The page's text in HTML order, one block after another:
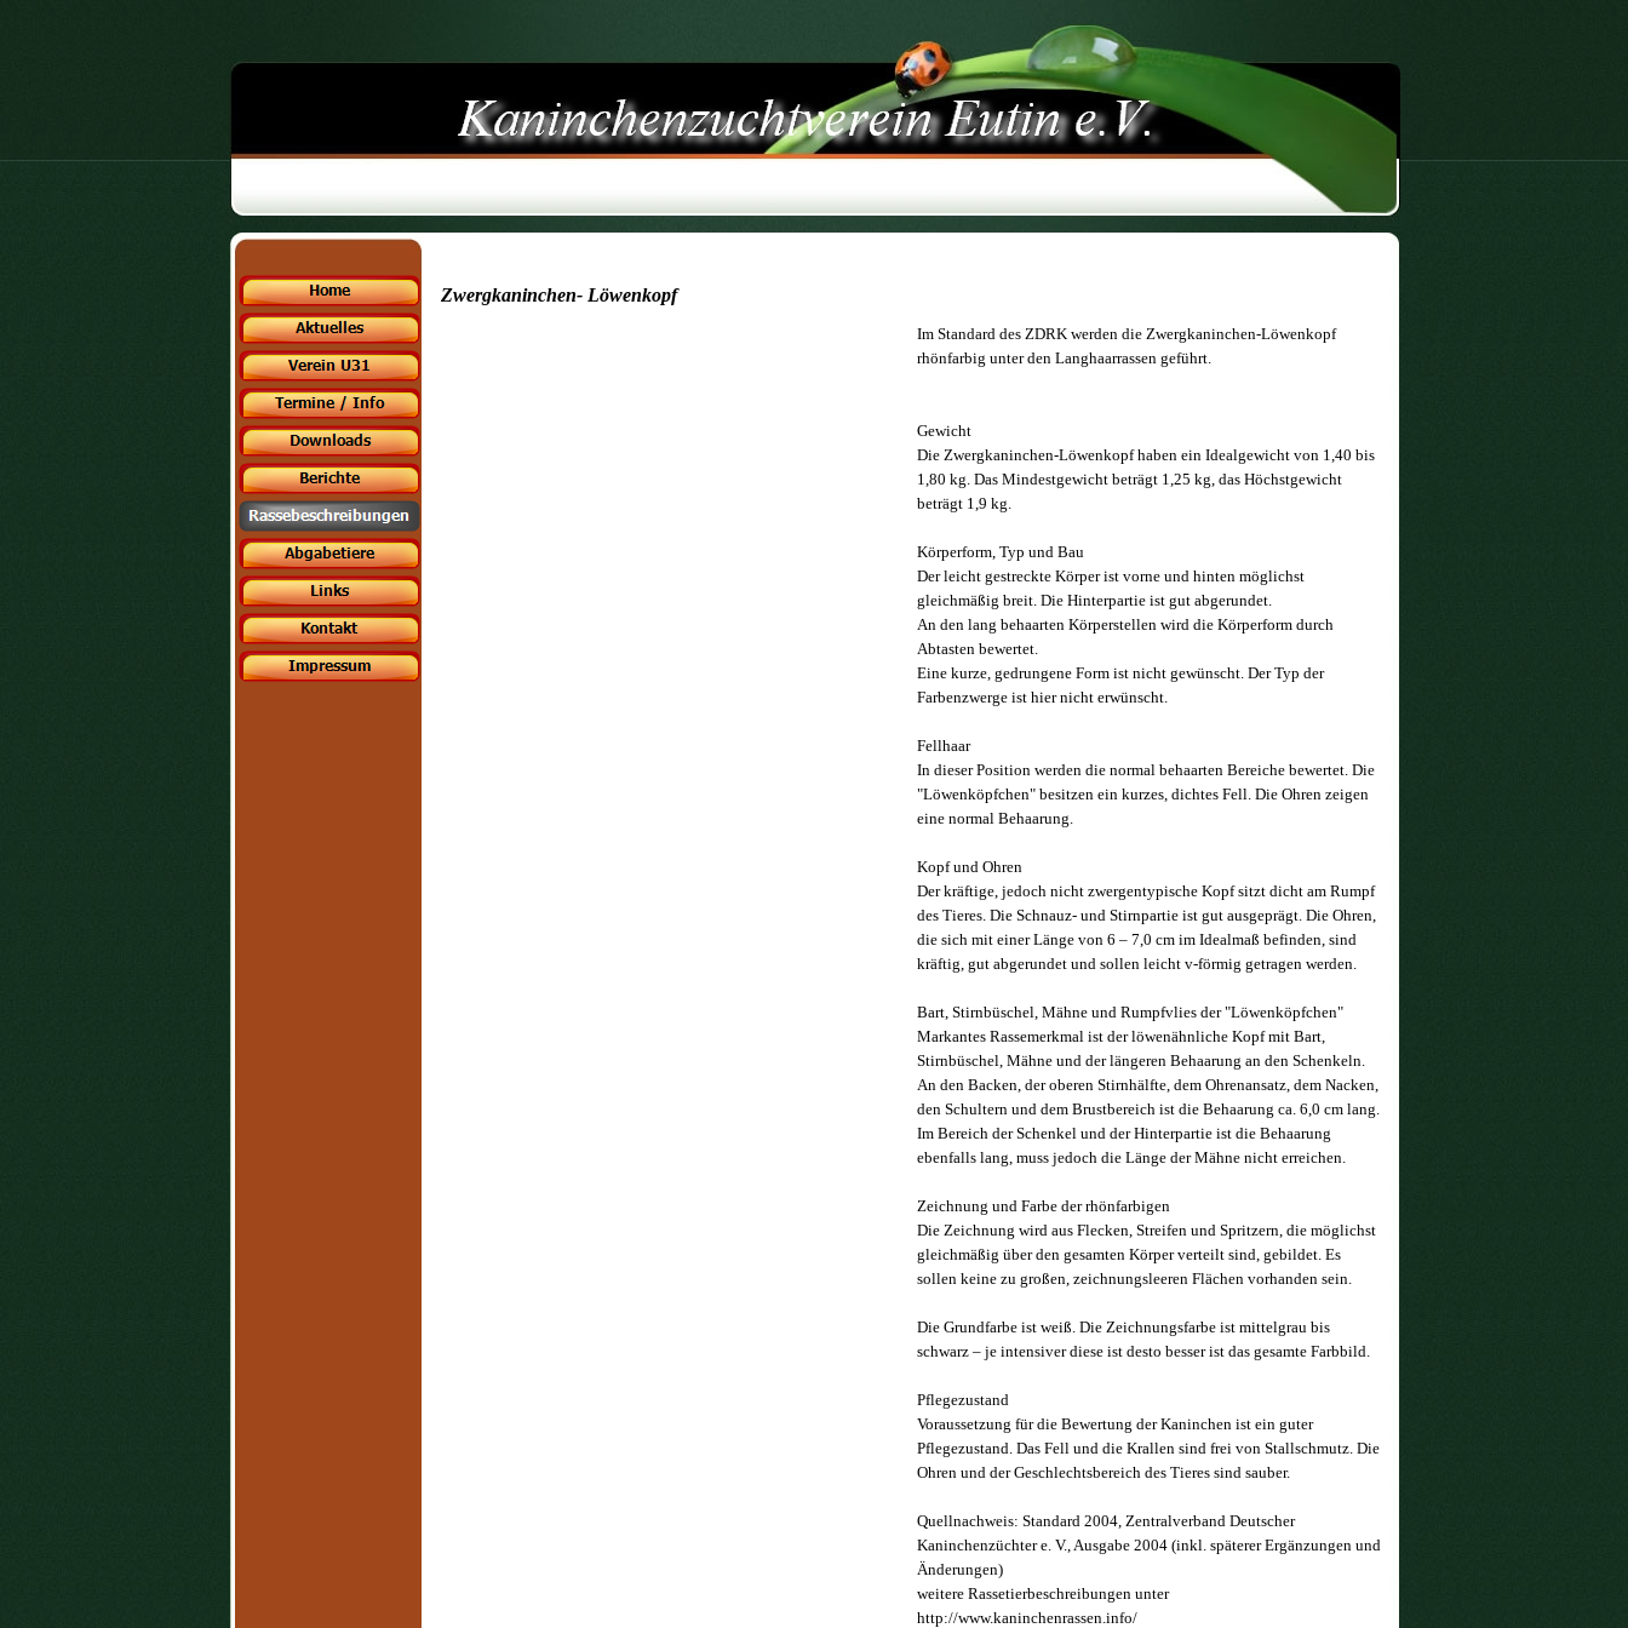
Zwergkaninchen- Löwenkopf
Im Standard des ZDRK werden die Zwergkaninchen-Löwenkopf
rhönfarbig unter den Langhaarrassen geführt.
Gewicht
Die Zwergkaninchen-Löwenkopf haben ein Idealgewicht von 1,40 bis
1,80 kg. Das Mindestgewicht beträgt 1,25 kg, das Höchstgewicht
beträgt 1,9 kg.
Körperform, Typ und Bau
Der leicht gestreckte Körper ist vorne und hinten möglichst
gleichmäßig breit. Die Hinterpartie ist gut abgerundet.
An den lang behaarten Körperstellen wird die Körperform durch
Abtasten bewertet.
Eine kurze, gedrungene Form ist nicht gewünscht. Der Typ der
Farbenzwerge ist hier nicht erwünscht.
Fellhaar
In dieser Position werden die normal behaarten Bereiche bewertet. Die
"Löwenköpfchen" besitzen ein kurzes, dichtes Fell. Die Ohren zeigen
eine normal Behaarung.
Kopf und Ohren
Der kräftige, jedoch nicht zwergentypische Kopf sitzt dicht am Rumpf
des Tieres. Die Schnauz- und Stirnpartie ist gut ausgeprägt. Die Ohren,
die sich mit einer Länge von 6 – 7,0 cm im Idealmaß befinden, sind
kräftig, gut abgerundet und sollen leicht v-förmig getragen werden.
Bart, Stirnbüschel, Mähne und Rumpfvlies der "Löwenköpfchen"
Markantes Rassemerkmal ist der löwenähnliche Kopf mit Bart,
Stirnbüschel, Mähne und der längeren Behaarung an den Schenkeln.
An den Backen, der oberen Stirnhälfte, dem Ohrenansatz, dem Nacken,
den Schultern und dem Brustbereich ist die Behaarung ca. 6,0 cm lang.
Im Bereich der Schenkel und der Hinterpartie ist die Behaarung
ebenfalls lang, muss jedoch die Länge der Mähne nicht erreichen.
Zeichnung und Farbe der rhönfarbigen
Die Zeichnung wird aus Flecken, Streifen und Spritzern, die möglichst
gleichmäßig über den gesamten Körper verteilt sind, gebildet. Es
sollen keine zu großen, zeichnungsleeren Flächen vorhanden sein.
Die Grundfarbe ist weiß. Die Zeichnungsfarbe ist mittelgrau bis
schwarz – je intensiver diese ist desto besser ist das gesamte Farbbild.
Pflegezustand
Voraussetzung für die Bewertung der Kaninchen ist ein guter
Pflegezustand. Das Fell und die Krallen sind frei von Stallschmutz. Die
Ohren und der Geschlechtsbereich des Tieres sind sauber.
Quellnachweis: Standard 2004, Zentralverband Deutscher
Kaninchenzüchter e. V., Ausgabe 2004 (inkl. späterer Ergänzungen und
Änderungen)
weitere Rassetierbeschreibungen unter
http://www.kaninchenrassen.info/